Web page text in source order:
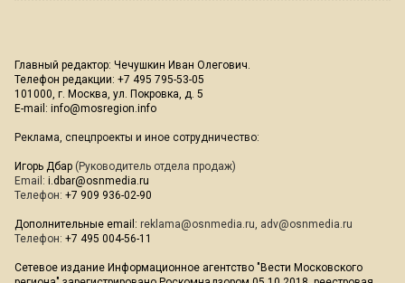
Главный редактор: Чечушкин Иван Олегович.
Телефон редакции: +7 495 795-53-05
101000, г. Москва, ул. Покровка, д. 5
E-mail: info@mosregion.info
Реклама, спецпроекты и иное сотрудничество:
Игорь Дбар (Руководитель отдела продаж)
Email: i.dbar@osnmedia.ru
Телефон: +7 909 936-02-90
Дополнительные email: reklama@osnmedia.ru, adv@osnmedia.ru
Телефон: +7 495 004-56-11
Сетевое издание Информационное агентство "Вести Московского